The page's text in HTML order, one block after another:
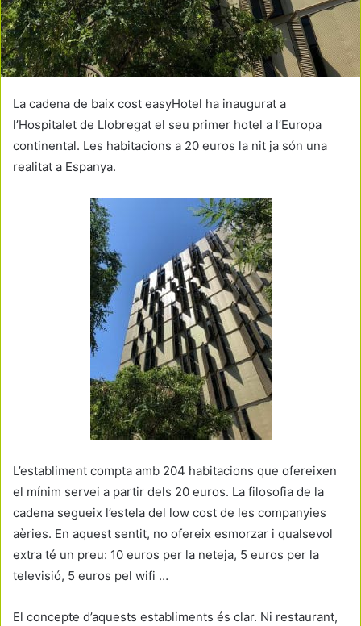
La cadena de baix cost easyHotel ha inaugurat a
l’Hospitalet de Llobregat el seu primer hotel a l’Europa
continental. Les habitacions a 20 euros la nit ja són una
realitat a Espanya.
L’establiment compta amb 204 habitacions que ofereixen
el mínim servei a partir dels 20 euros. La filosofia de la
cadena segueix l’estela del low cost de les companyies
aèries. En aquest sentit, no ofereix esmorzar i qualsevol
extra té un preu: 10 euros per la neteja, 5 euros per la
televisió, 5 euros pel wifi …
El concepte d’aquests establiments és clar. Ni restaurant,